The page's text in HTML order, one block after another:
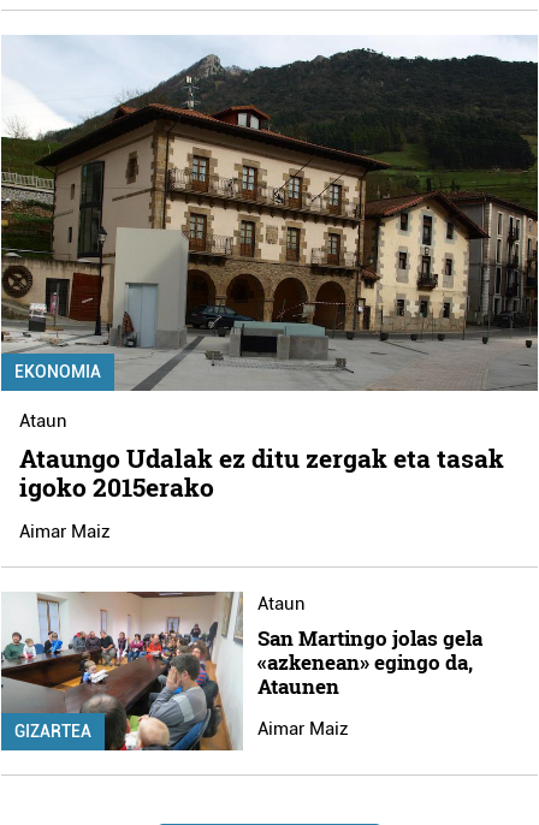
EKONOMIA
Ataun
Ataungo Udalak ez ditu zergak eta tasak
igoko 2015erako
Aimar Maiz
GIZARTEA
Ataun
San Martingo jolas gela
«azkenean» egingo da,
Ataunen
Aimar Maiz